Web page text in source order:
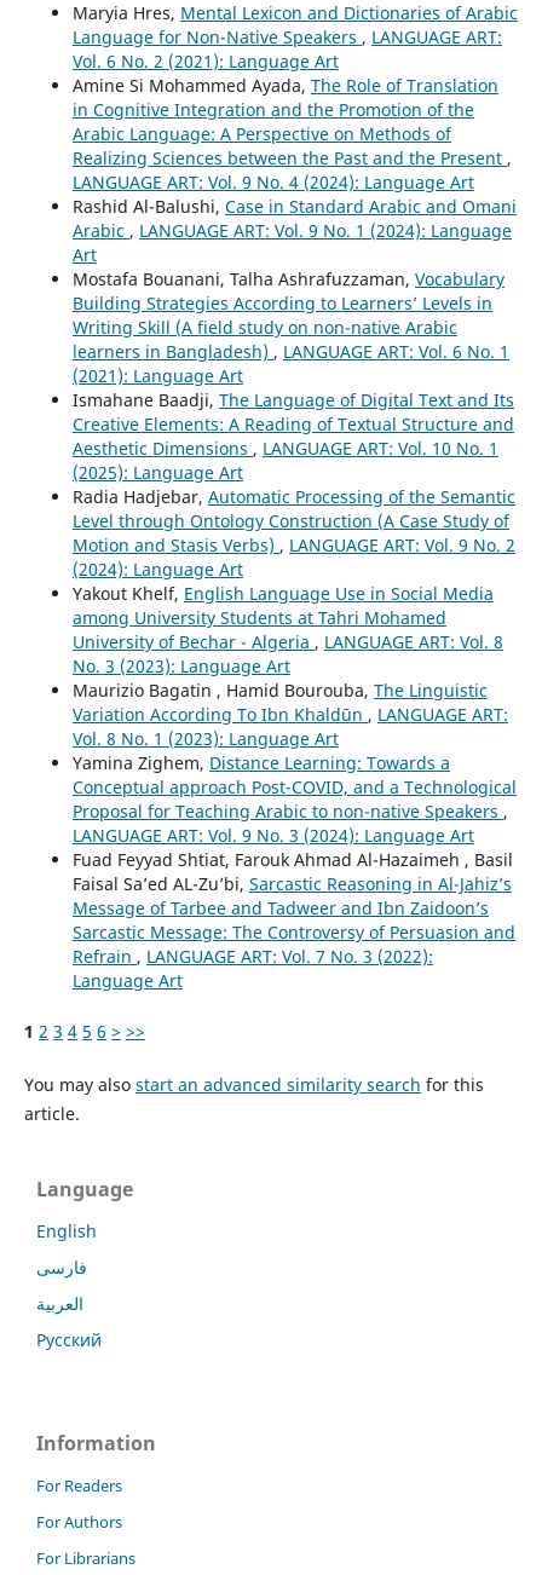
Maryia Hres, Mental Lexicon and Dictionaries of Arabic
Language for Non-Native Speakers , LANGUAGE ART:
Vol. 6 No. 2 (2021): Language Art
Amine Si Mohammed Ayada, The Role of Translation
in Cognitive Integration and the Promotion of the
Arabic Language: A Perspective on Methods of
Realizing Sciences between the Past and the Present ,
LANGUAGE ART: Vol. 9 No. 4 (2024): Language Art
Rashid Al-Balushi, Case in Standard Arabic and Omani
Arabic , LANGUAGE ART: Vol. 9 No. 1 (2024): Language
Art
Mostafa Bouanani, Talha Ashrafuzzaman, Vocabulary
Building Strategies According to Learners’ Levels in
Writing Skill (A field study on non-native Arabic
learners in Bangladesh) , LANGUAGE ART: Vol. 6 No. 1
(2021): Language Art
Ismahane Baadji, The Language of Digital Text and Its
Creative Elements: A Reading of Textual Structure and
Aesthetic Dimensions , LANGUAGE ART: Vol. 10 No. 1
(2025): Language Art
Radia Hadjebar, Automatic Processing of the Semantic
Level through Ontology Construction (A Case Study of
Motion and Stasis Verbs) , LANGUAGE ART: Vol. 9 No. 2
(2024): Language Art
Yakout Khelf, English Language Use in Social Media
among University Students at Tahri Mohamed
University of Bechar - Algeria , LANGUAGE ART: Vol. 8
No. 3 (2023): Language Art
Maurizio Bagatin , Hamid Bourouba, The Linguistic
Variation According To Ibn Khaldūn , LANGUAGE ART:
Vol. 8 No. 1 (2023): Language Art
Yamina Zighem, Distance Learning: Towards a
Conceptual approach Post-COVID, and a Technological
Proposal for Teaching Arabic to non-native Speakers ,
LANGUAGE ART: Vol. 9 No. 3 (2024): Language Art
Fuad Feyyad Shtiat, Farouk Ahmad Al-Hazaimeh , Basil
Faisal Sa’ed AL-Zu’bi, Sarcastic Reasoning in Al-Jahiz’s
Message of Tarbee and Tadweer and Ibn Zaidoon’s
Sarcastic Message: The Controversy of Persuasion and
Refrain , LANGUAGE ART: Vol. 7 No. 3 (2022):
Language Art
1 2 3 4 5 6 > >>
You may also start an advanced similarity search for this
article.
Language
English
فارسی
العربية
Русский
Information
For Readers
For Authors
For Librarians